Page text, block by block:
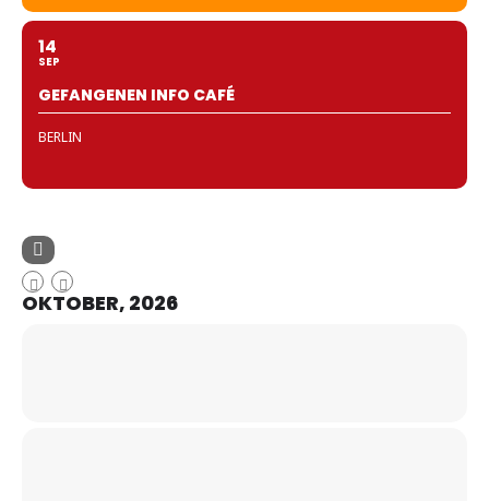
14
SEP
GEFANGENEN INFO CAFÉ
BERLIN
OKTOBER, 2026